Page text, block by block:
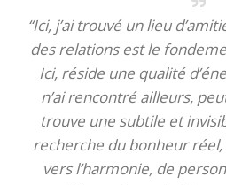
“Ici, j’ai trouvé un lieu
des relations est le
Ici, réside une qualité
n’ai rencontré ailleurs,
trouve une subtile et
recherche du bonheur
vers l’harmonie, de